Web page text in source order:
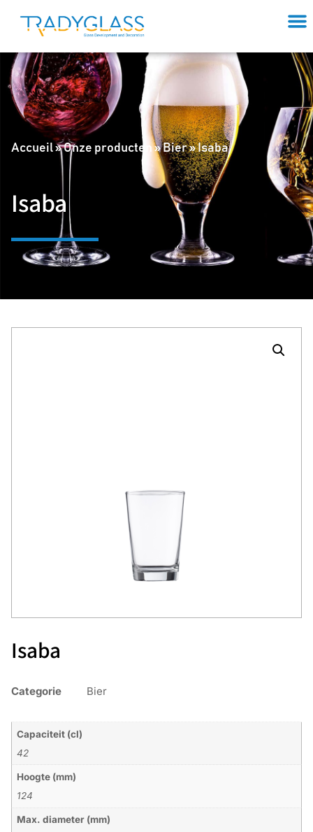
Accueil»Onze producten»Bier»Isaba
Isaba
Isaba
Categorie Bier
Capaciteit (cl)
42
Hoogte (mm)
124
Max. diameter (mm)